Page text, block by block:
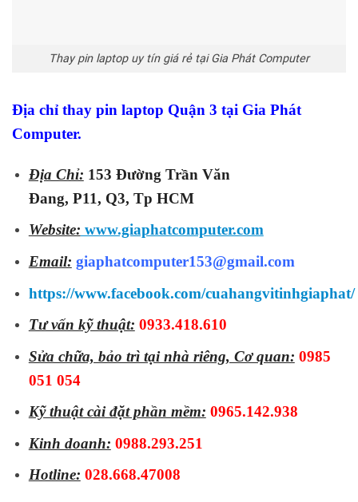
Thay pin laptop uy tín giá rẻ tại Gia Phát Computer
Địa chỉ thay pin laptop Quận 3 tại Gia Phát
Computer.
Địa Chỉ: 153 Đường Trần Văn
Đang, P11, Q3, Tp HCM
Website: www.giaphatcomputer.com
Email: giaphatcomputer153@gmail.com
https://www.facebook.com/cuahangvitinhgiaphat/
Tư vấn kỹ thuật: 0933.418.610
Sửa chữa, bảo trì tại nhà riêng, Cơ quan: 0985
051 054
Kỹ thuật cài đặt phần mềm: 0965.142.938
Kinh doanh: 0988.293.251
Hotline: 028.668.47008